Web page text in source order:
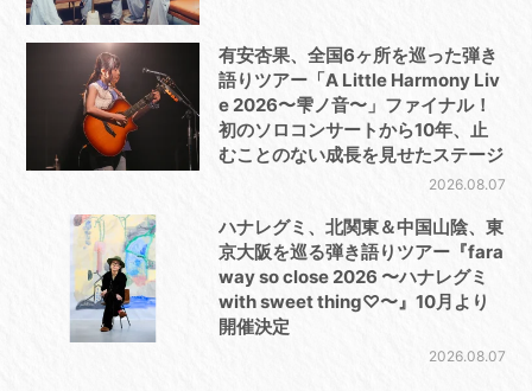
有安杏果、全国6ヶ所を巡った弾き
語りツアー「A Little Harmony Liv
e 2026〜雫ノ音〜」ファイナル！
初のソロコンサートから10年、止
むことのない成長を見せたステージ
2026.08.07
ハナレグミ、北関東＆中国山陰、東
京大阪を巡る弾き語りツアー『fara
way so close 2026 〜ハナレグミ
with sweet thing♡〜』10月より
開催決定
2026.08.07